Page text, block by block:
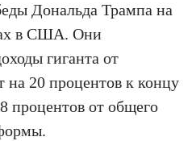
Дональда Трампа на
в США. Они
гиганта от
на 20 процентов к концу
процентов от общего